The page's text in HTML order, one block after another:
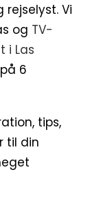
Vi
og TV-
i Las
6
tips,
til din